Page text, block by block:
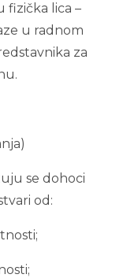
fizička lica –
u radnom
za
se dohoci
od: